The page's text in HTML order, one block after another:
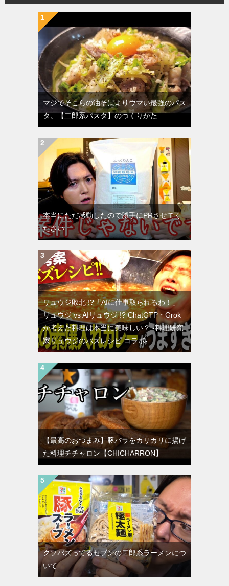
マジでそこらの油そばよりウマい最強のパス
タ。【二郎系パスタ】のつくりかた
本当にただ感動したので勝手にPRさせてく
ださい
リュウジ敗北 !?「AIに仕事取られるわ！」
リュウジ vs AIリュウジ !? ChatGTP・Grok
が考えた料理は本当に美味しい？ -料理研究
家リュウジのバズレシピ コラボ-
【最高のおつまみ】豚バラをカリカリに揚げ
た料理チチャロン【CHICHARRON】
クソバズってるセブンの二郎系ラーメンにつ
いて